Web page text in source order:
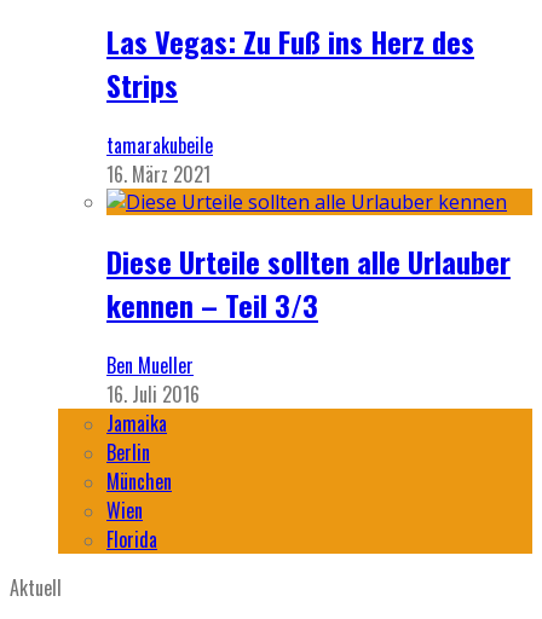
Las Vegas: Zu Fuß ins Herz des
Strips
tamarakubeile
16. März 2021
Diese Urteile sollten alle Urlauber
kennen – Teil 3/3
Ben Mueller
16. Juli 2016
Jamaika
Berlin
München
Wien
Florida
Aktuell